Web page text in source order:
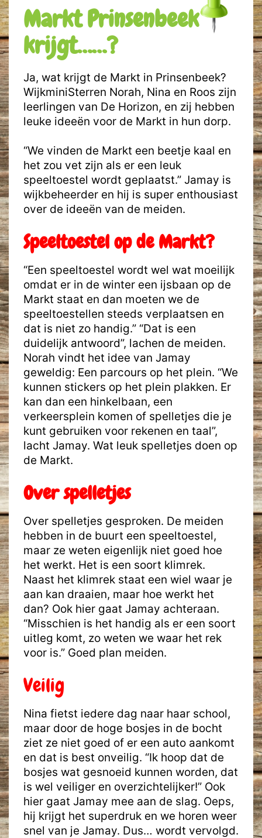
Markt Prinsenbeek
krijgt……?
Ja, wat krijgt de Markt in Prinsenbeek?
WijkminiSterren Norah, Nina en Roos zijn
leerlingen van De Horizon, en zij hebben
leuke ideeën voor de Markt in hun dorp.
“We vinden de Markt een beetje kaal en
het zou vet zijn als er een leuk
speeltoestel wordt geplaatst.” Jamay is
wijkbeheerder en hij is super enthousiast
over de ideeën van de meiden.
Speeltoestel op de Markt?
“Een speeltoestel wordt wel wat moeilijk
omdat er in de winter een ijsbaan op de
Markt staat en dan moeten we de
speeltoestellen steeds verplaatsen en
dat is niet zo handig.” “Dat is een
duidelijk antwoord”, lachen de meiden.
Norah vindt het idee van Jamay
geweldig: Een parcours op het plein. “We
kunnen stickers op het plein plakken. Er
kan dan een hinkelbaan, een
verkeersplein komen of spelletjes die je
kunt gebruiken voor rekenen en taal”,
lacht Jamay. Wat leuk spelletjes doen op
de Markt.
Over spelletjes
Over spelletjes gesproken. De meiden
hebben in de buurt een speeltoestel,
maar ze weten eigenlijk niet goed hoe
het werkt. Het is een soort klimrek.
Naast het klimrek staat een wiel waar je
aan kan draaien, maar hoe werkt het
dan? Ook hier gaat Jamay achteraan.
“Misschien is het handig als er een soort
uitleg komt, zo weten we waar het rek
voor is.” Goed plan meiden.
Veilig
Nina fietst iedere dag naar haar school,
maar door de hoge bosjes in de bocht
ziet ze niet goed of er een auto aankomt
en dat is best onveilig. “Ik hoop dat de
bosjes wat gesnoeid kunnen worden, dat
is wel veiliger en overzichtelijker!” Ook
hier gaat Jamay mee aan de slag. Oeps,
hij krijgt het superdruk en we horen weer
snel van je Jamay. Dus… wordt vervolgd.